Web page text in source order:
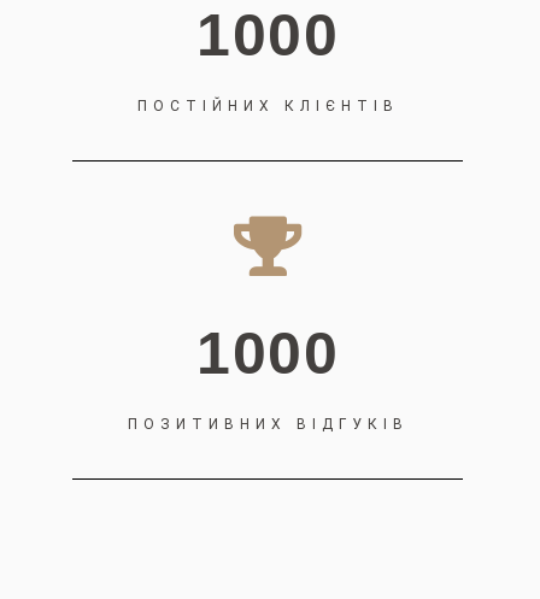
1000
ПОСТІЙНИХ КЛІЄНТІВ
1000
ПОЗИТИВНИХ ВІДГУКІВ